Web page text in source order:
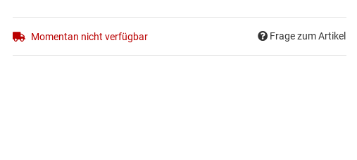
Momentan nicht verfügbar Frage zum Artikel